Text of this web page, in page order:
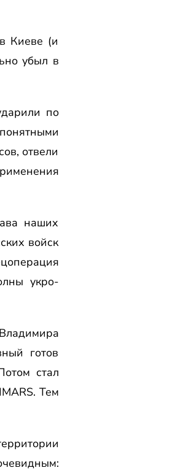
Киеве (и
убыл в
по
отвели
наших
войск
укро-
готов
стал
Тем